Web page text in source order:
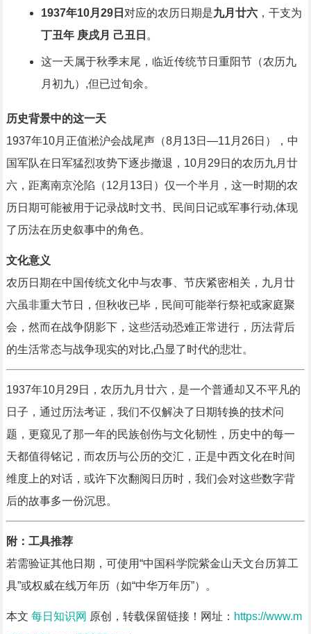
1937年10月29日 对应的农历日期是九月廿六，干支为
丁丑年 庚戌月 己丑日 。
这一天属于秋季末尾，临近传统节日重阳节（农历九
月初九）,但已过旬余。
历史背景中的这一天
1937年10月正值淞沪会战尾声（8月13日—11月26日），中
国军队在日军猛烈攻势下逐步撤退，10月29日的农历九月廿
六，距离南京沦陷（12月13日）仅一个半月，这一时期的农
历日期可能被用于记录战时文书、民间日记或军事行动,体现
了历法在历史叙事中的角色。
文化意义
农历日期在中国传统文化中与农事、节庆紧密相关，九月廿
六虽非重大节日，但秋收已毕，民间可能举行祭祀或家庭聚
会，然而在战争阴影下，这些活动恐难正常进行，历法背后
的生活常态与战争现实的对比,凸显了时代的悲壮。
1937年10月29日，农历九月廿六，是一个普通却又不平凡的
日子，通过历法考证，我们不仅解决了日期转换的技术问
题，更窥见了那一年的民族创伤与文化韧性，历史中的每一
天都值得铭记，而农历与公历的交汇，正是中西文化在时间
维度上的对话，或许下次翻阅日历时，我们会对这些数字背
后的故事多一份沉思。
附：工具推荐
若需验证其他日期，可使用“中国科学院紫金山天文台历算工
具”或权威在线万年历（如“中华万年历”）。
本文 每日知识网 原创，转载保留链接！网址： https://www.m